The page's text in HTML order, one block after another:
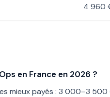
4 960
en France en 2026 ?
mieux payés : 3 000–3